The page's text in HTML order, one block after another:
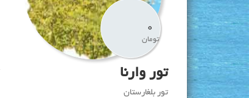
0
تومان
تور وارنا
تور بلغارستان